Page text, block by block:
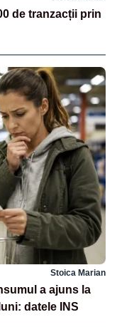
de tranzacții prin
Stoica Marian
a ajuns la
datele INS